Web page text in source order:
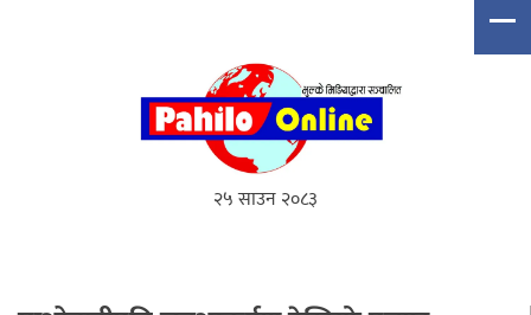
२५ साउन २०८३